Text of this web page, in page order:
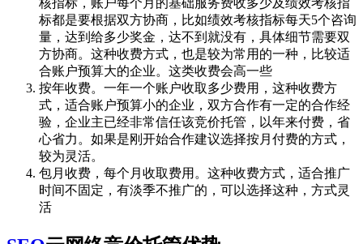
核指标，账户每个月的基础服务费收多少及绩效考核指
标都是要根据双方协商，比如绩效考核指标每天5个咨询
量，达到给多少奖金，达不到就没有，具体细节需要双
方协商。这种收费方式，也是较为常用的一种，比较适
合账户预算大的企业。这类收费会高一些
按年收费。一年一个账户收取多少费用，这种收费方
式，适合账户预算小的企业，双方合作有一定的合作经
验，企业主已经非常信任该竞价托管，以年来付费，省
心省力。如果是刚开始合作建议选择按月付费的方式，
较为灵活。
包月收费，每个月收取费用。这种收费方式，适合推广
时间不固定，有淡季不推广的，可以选择这种，方式灵
活